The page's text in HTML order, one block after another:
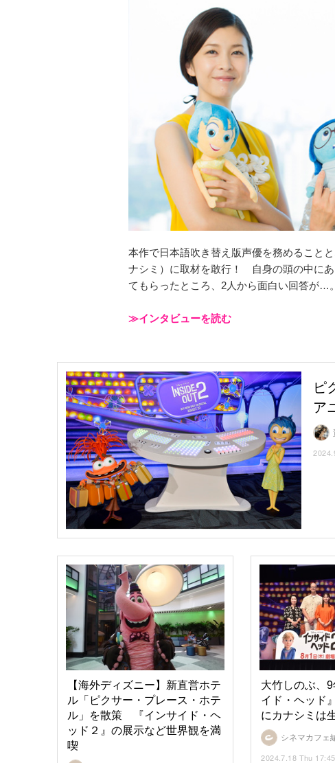
本作で日本語吹き替え版声優を務めること
ナシミ）に取材を敢行！ 自身の頭の中に
てもらったところ、2人から面白い回答が…。
≫インタビューを読む
ピ
ア
【海外ディズニー】新直営ホテ
ル「ピクサー・プレース・ホテ
ル」を散策 『インサイド・ヘ
ッド２』の展示など世界観を満
喫
シネマカフェ
大竹しのぶ、
イド・ヘッド
にカナシミは
2024.7.18 Thu 17:45